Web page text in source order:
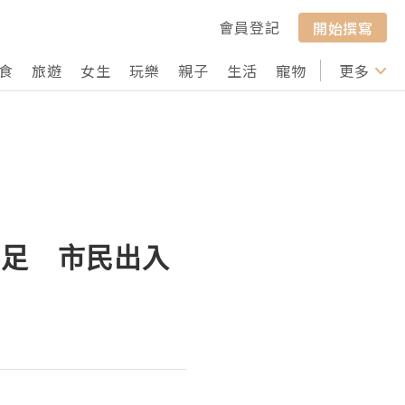
會員登記
開始撰寫
旅遊 女生 玩樂 親子 生活 寵物 行山 打卡
更多
足 市民出入